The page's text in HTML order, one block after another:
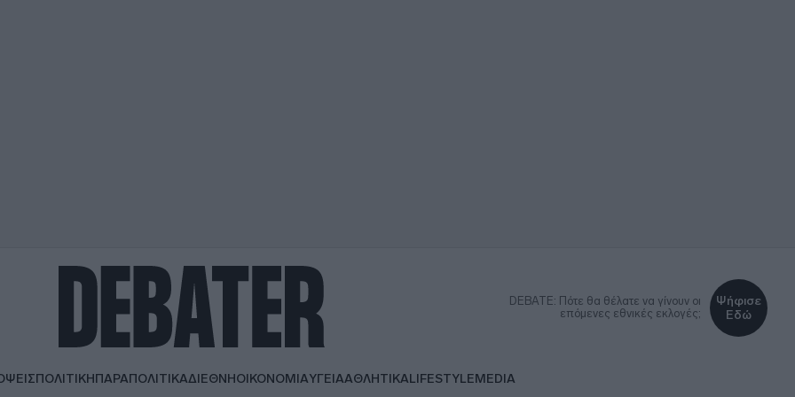
DEBATE: Πότε θα θέλατε να γίνουν οι
επόμενες εθνικές εκλογές;
Ψήφισε
Εδώ
ΠΟΛΙΤΙΚΗΠΑΡΑΠΟΛΙΤΙΚΑΔΙΕΘΝΗΟΙΚΟΝΟΜΙΑΥΓΕΙΑΑΘΛΗΤΙΚΑLIFESTYLEMEDIA